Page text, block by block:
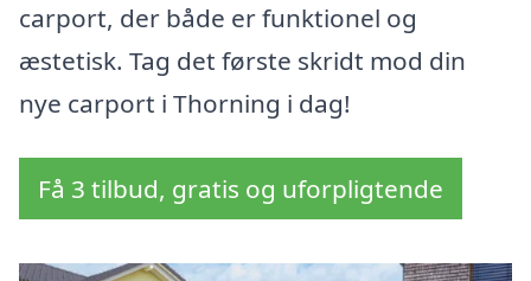
carport, der både er funktionel og
æstetisk. Tag det første skridt mod din
nye carport i Thorning i dag!
Få 3 tilbud, gratis og uforpligtende